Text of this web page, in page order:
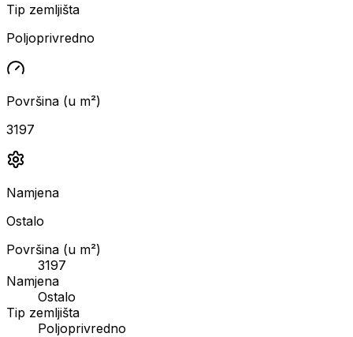
Tip zemljišta
Poljoprivredno
Površina (u m²)
3197
Namjena
Ostalo
Površina (u m²)
3197
Namjena
Ostalo
Tip zemljišta
Poljoprivredno